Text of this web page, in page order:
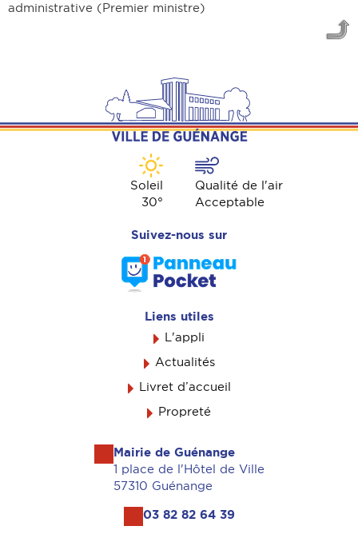
administrative (Premier ministre)
Soleil
30°
Qualité de l'air
Acceptable
Suivez-nous sur
Liens utiles
L'appli
Actualités
Livret d’accueil
Propreté
Mairie de Guénange
1 place de l'Hôtel de Ville
57310 Guénange
03 82 82 64 39